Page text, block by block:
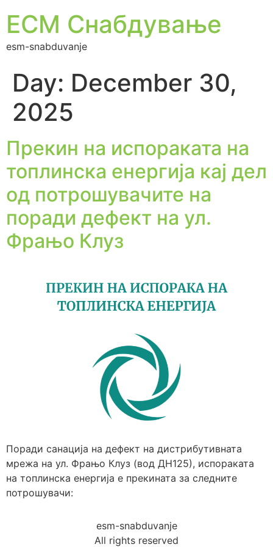
ЕСМ Снабдување
esm-snabduvanje
Day: December 30,
2025
Прекин на испораката на
топлинска енергија кај дел
од потрошувачите на
поради дефект на ул.
Фрањо Клуз
Поради санација на дефект на дистрибутивната
мрежа на ул. Фрањо Клуз (вод ДН125), испораката
на топлинска енергија е прекината за следните
потрошувачи:
esm-snabduvanje
All rights reserved